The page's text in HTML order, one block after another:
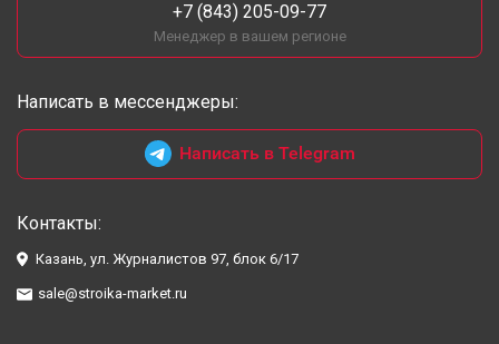
+7 (843) 205-09-77
Менеджер в вашем регионе
Написать в мессенджеры:
Написать в Telegram
Контакты:
Казань, ул. Журналистов 97, блок 6/17
sale@stroika-market.ru